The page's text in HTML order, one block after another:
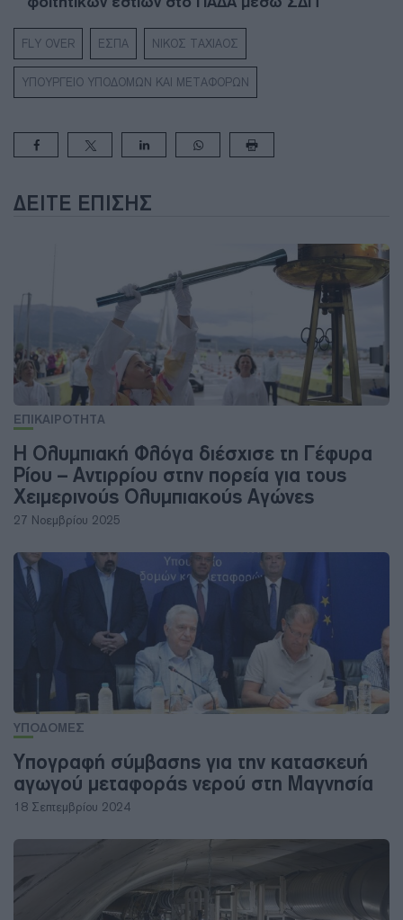
FLY OVER ΕΣΠΑ ΝΙΚΟΣ ΤΑΧΙΑΟΣ
ΥΠΟΥΡΓΕΙΟ ΥΠΟΔΟΜΩΝ ΚΑΙ ΜΕΤΑΦΟΡΩΝ
ΔΕΊΤΕ ΕΠΊΣΗΣ
ΕΠΙΚΑΙΡΟΤΗΤΑ
Η Ολυμπιακή Φλόγα διέσχισε τη Γέφυρα
Ρίου – Αντιρρίου στην πορεία για τους
Χειμερινούς Ολυμπιακούς Αγώνες
27 Νοεμβρίου 2025
ΥΠΟΔΟΜΕΣ
Υπογραφή σύμβασης για την κατασκευή
αγωγού μεταφοράς νερού στη Μαγνησία
18 Σεπτεμβρίου 2024